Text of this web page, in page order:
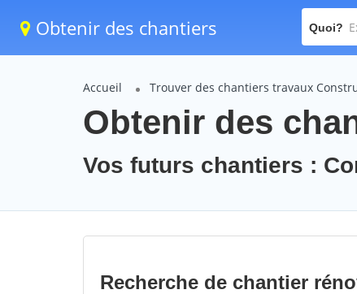
Obtenir des chantiers Quoi?
Accueil Trouver des chantiers travaux
Obtenir des
Vos futurs chantiers :
Recherche de chantier